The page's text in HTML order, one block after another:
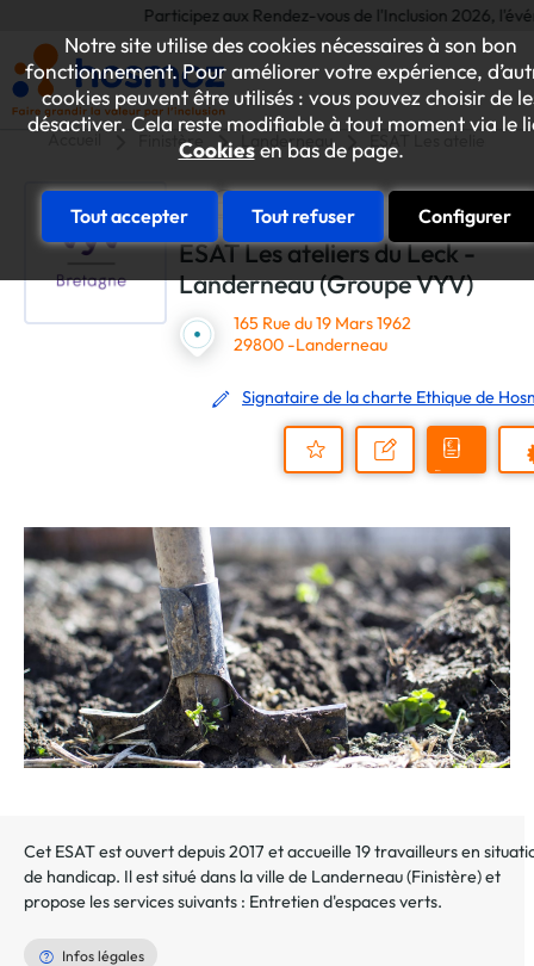
Notre site utilise des cookies nécessaires à son bon
fonctionnement. Pour améliorer votre expérience,
cookies peuvent être utilisés : vous pouvez choisir de
désactiver. Cela reste modifiable à tout moment via le
Cookiesen bas de page.
Tout accepter Tout refuser Configurer
Participez aux Rendez-vous de l'Inclusion 2026,
Accueil Finistère Landerneau
ESAT Les ateliers du Leck -
Landerneau (Groupe VYV)
165 Rue du 19 Mars 1962
29800 -Landerneau
Signataire de la charte Ethique de
dossier
Nous
Demander
Cet ESAT est ouvert depuis 2017 et accueille 19 travailleurs en
de handicap. Il est situé dans la ville de Landerneau(Finistère) et
propose les services suivants : Entretien d'espaces verts.
Infos légales